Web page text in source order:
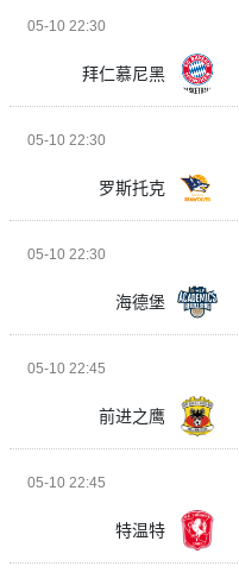
05-10 22:30
拜仁慕尼黑
05-10 22:30
罗斯托克
05-10 22:30
海德堡
05-10 22:45
前进之鹰
05-10 22:45
特温特